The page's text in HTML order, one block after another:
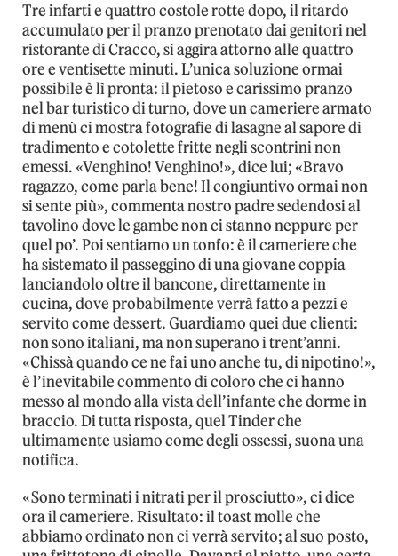
Tre infarti e quattro costole rotte dopo, il ritardo
accumulato per il pranzo prenotato dai genitori nel
ristorante di Cracco, si aggira attorno alle quattro
ore e ventisette minuti. L’unica soluzione ormai
possibile è lì pronta: il pietoso e carissimo pranzo
nel bar turistico di turno, dove un cameriere armato
di menù ci mostra fotografie di lasagne al sapore di
tradimento e cotolette fritte negli scontrini non
emessi. «Venghino! Venghino!», dice lui; «Bravo
ragazzo, come parla bene! Il congiuntivo ormai non
si sente più», commenta nostro padre sedendosi al
tavolino dove le gambe non ci stanno neppure per
quel po’. Poi sentiamo un tonfo: è il cameriere che
ha sistemato il passeggino di una giovane coppia
lanciandolo oltre il bancone, direttamente in
cucina, dove probabilmente verrà fatto a pezzi e
servito come dessert. Guardiamo quei due clienti:
non sono italiani, ma non superano i trent’anni.
«Chissà quando ce ne fai uno anche tu, di nipotino!»,
è l’inevitabile commento di coloro che ci hanno
messo al mondo alla vista dell’infante che dorme in
braccio. Di tutta risposta, quel Tinder che
ultimamente usiamo come degli ossessi, suona una
notifica.
«Sono terminati i nitrati per il prosciutto», ci dice
ora il cameriere. Risultato: il toast molle che
abbiamo ordinato non ci verrà servito; al suo posto,